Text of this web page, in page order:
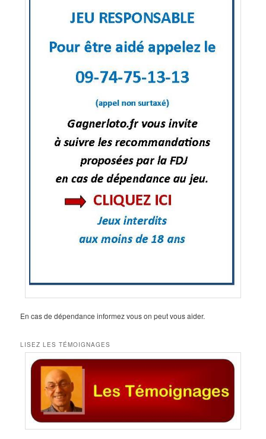
En cas de dépendance informez vous on peut vous aider.
LISEZ LES TÉMOIGNAGES